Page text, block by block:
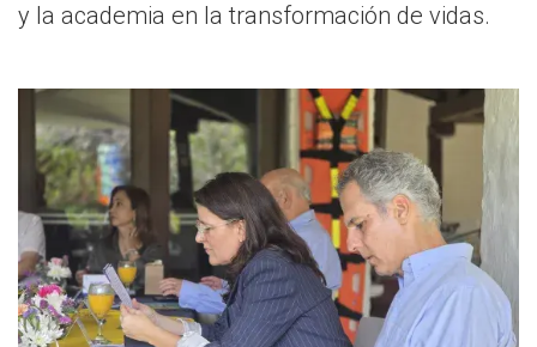
y la academia en la transformación de vidas.